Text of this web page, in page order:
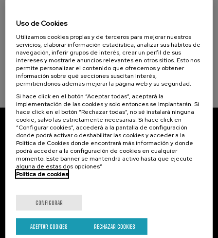
personas con discapacidad
20 h. Español
DESDE25 €
plazas
pasada
de
espera
de
matrícula
finalizado
Suscríbete a nuestro boletín
Inscríbete para ser el primero/a en recibir las
novedades de UIK.
Suscribirse
Contacto
Uso de Cookies
Utilizamos cookies propias y de terceros para mejorar nuestros
servicios, elaborar información estadística, analizar sus hábitos de
navegación, inferir grupos de interés, crear un perfil de sus
intereses y mostrarle anuncios relevantes en otros sitios. Esto nos
permite personalizar el contenido que ofrecemos y obtener
información sobre qué secciones suscitan interés,
permitiéndonos además mejorar la página web y su seguridad.
Si hace click en el botón “Aceptar todas”, aceptará la
implementación de las cookies y solo entonces se implantarán. Si
hace click en el botón “Rechazar todas”, no sé instalará ninguna
cookie, salvo las estrictamente necesarias. Si hace click en
“Configurar cookies”, accederá a la pantalla de configuración
donde podrá activar o deshabilitar las cookies y acceder a la
Política de Cookies donde encontrará más información y donde
podrá acceder a la configuración de cookies en cualquier
momento. Este banner se mantendrá activo hasta que ejecute
alguna de estas dos opciones”
Política de cookies
CONFIGURAR
RECHAZAR COOKIES
ACEPTAR COOKIES